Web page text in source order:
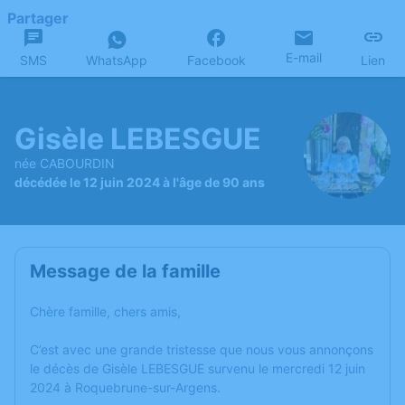
Partager
SMS WhatsApp Facebook E-mail Lien
Gisèle LEBESGUE
née CABOURDIN
décédée le 12 juin 2024 à l'âge de 90 ans
Message de la famille
Chère famille, chers amis,
C’est avec une grande tristesse que nous vous annonçons
le décès de Gisèle LEBESGUE survenu le mercredi 12 juin
2024 à Roquebrune-sur-Argens.